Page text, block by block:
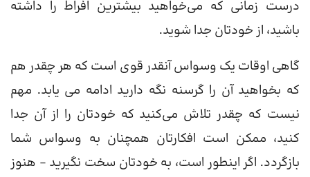
درست زمانی که می‌خواهید بیشترین افراط را داشته
باشید، از خودتان جدا شوید.
گاهی اوقات یک وسواس آنقدر قوی است که هر چقدر هم
که بخواهید آن را گرسنه نگه دارید ادامه می یابد. مهم
نیست که چقدر تلاش می‌کنید که خودتان را از آن جدا
کنید، ممکن است افکارتان همچنان به وسواس شما
بازگردد. اگر اینطور است، به خودتان سخت نگیرید – هنوز